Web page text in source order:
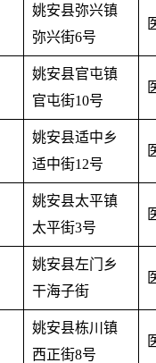
姚安县弥兴镇
弥兴街6号
姚安县官屯镇
官屯街10号
姚安县适中乡
适中街12号
姚安县太平镇
太平街3号
姚安县左门乡
干海子街
姚安县栋川镇
西正街8号